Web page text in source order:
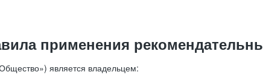
применения
является владельцем: